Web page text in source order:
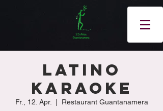
Latino
Karaoke
Fr., 12. Apr. Restaurant Guantanamera